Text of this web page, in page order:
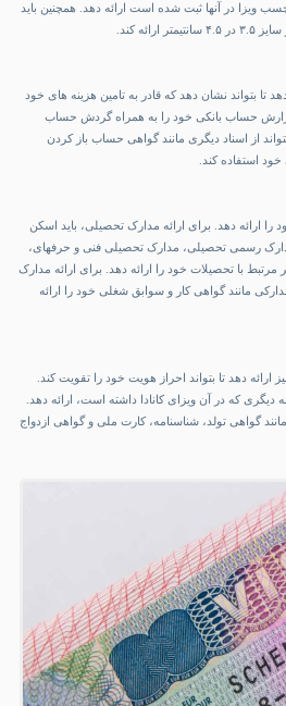
ویزا در آنها ثبت شده است ارائه دهد. همچنین باید
کند.
تا بتواند نشان دهد که قادر به تامین هزینه های خود
گزارش حساب بانکی خود را به همراه گردش حساب
از اسناد دیگری مانند گواهی حساب باز کردن
استفاده کند.
ارائه دهد. برای ارائه مدارک تحصیلی، باید اسکن
رسمی تحصیلی، مدارک تحصیلی فنی و حرفهای،
با تحصیلات خود را ارائه دهد. برای ارائه مدارک
مانند گواهی کار و سوابق شغلی خود را ارائه
دهد تا بتواند احراز هویت خود را تقویت کند.
دیگری که در آن ویزای کانادا داشته است، ارائه دهد.
گواهی تولد، شناسنامه، کارت ملی و گواهی ازدواج